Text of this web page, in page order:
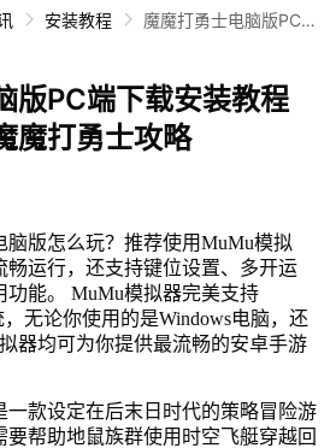
安装教程
魔魔打勇士电脑版PC
版PC端下载安装教程
魔打勇士攻略
脑版怎么玩？推荐使用MuMu模拟
畅运行，还支持键位设置、多开运
功能。 MuMu模拟器完美支持
，无论你使用的是Windows电脑，还
器均可为你提供最流畅的安卓手游
一款设定在后末日时代的策略冒险游
帮助地鼠族群使用时空飞艇穿越回